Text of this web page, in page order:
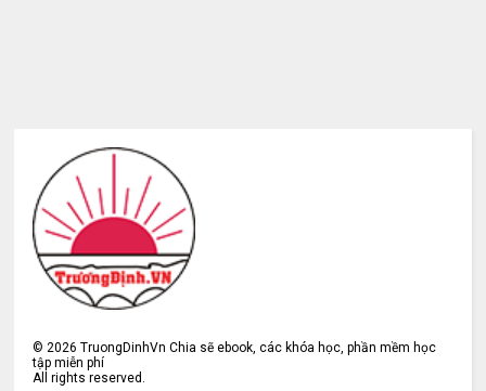
© 2026 TruongDinhVn Chia sẽ ebook, các khóa học, phần mềm học
tập miễn phí
All rights reserved.